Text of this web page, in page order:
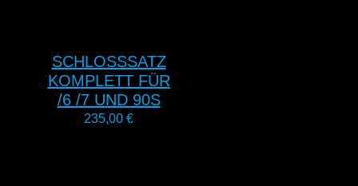
SCHLOSSSATZ
KOMPLETT FÜR
/6 /7 UND 90S
235,00 €